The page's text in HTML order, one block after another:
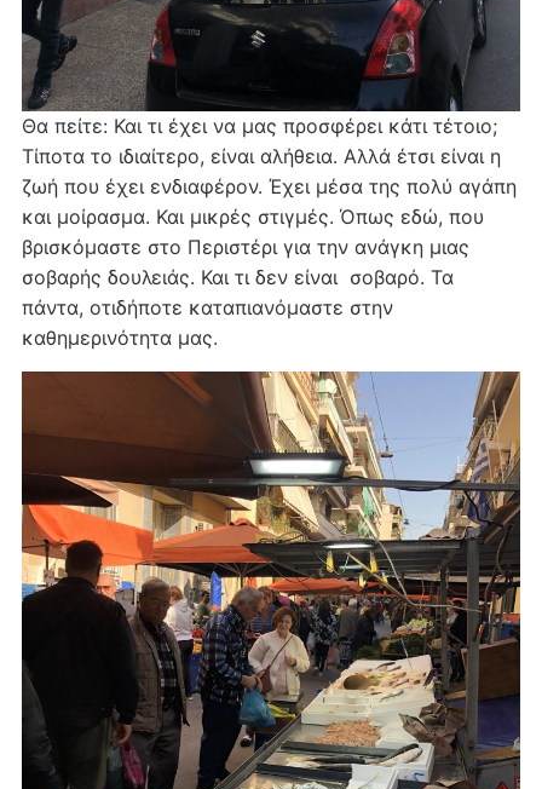
Θα πείτε: Και τι έχει να μας προσφέρει κάτι τέτοιο;
Τίποτα το ιδιαίτερο, είναι αλήθεια. Αλλά έτσι είναι η
ζωή που έχει ενδιαφέρον. Έχει μέσα της πολύ αγάπη
και μοίρασμα. Και μικρές στιγμές. Όπως εδώ, που
βρισκόμαστε στο Περιστέρι για την ανάγκη μιας
σοβαρής δουλειάς. Και τι δεν είναι σοβαρό. Τα
πάντα, οτιδήποτε καταπιανόμαστε στην
καθημερινότητα μας.